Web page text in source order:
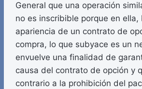
General que una operación
no es inscribible porque en ella,
apariencia de un contrato de
compra, lo que subyace es un
envuelve una finalidad de
causa del contrato de opción y
contrario a la prohibición del